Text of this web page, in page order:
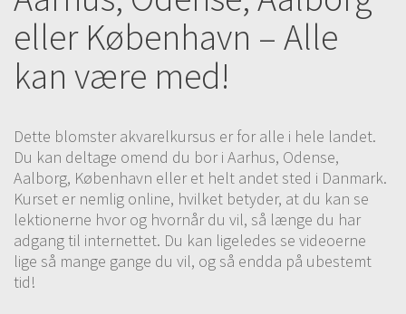
Lad impulsen og akvarelfarverne skabe maleriet.
26# Luftige blomster 16:47
Kombinere akvarelmaling sammen med
akvarelfarveblyanter eller en anden form for
Lad impulsen og akvarelfarverne skabe maleriet.
27# Akvarel og stærke farver 08:03
Mal kraftfuldt med stærke gullige og rødlige
akvarelfarver. I denne akvareløvelse spares der ikke på
akvarelfarverne tværtimod, der bliver skruet op for
kontrasten
eller København – Alle
kan være med!
Dette blomster akvarelkursus er for alle i hele landet.
Du kan deltage omend du bor i Aarhus, Odense,
Aalborg, København eller et helt andet sted i Danmark.
Kurset er nemlig online, hvilket betyder, at du kan se
lektionerne hvor og hvornår du vil, så længe du har
adgang til internettet. Du kan ligeledes se videoerne
lige så mange gange du vil, og så endda på ubestemt
tid!